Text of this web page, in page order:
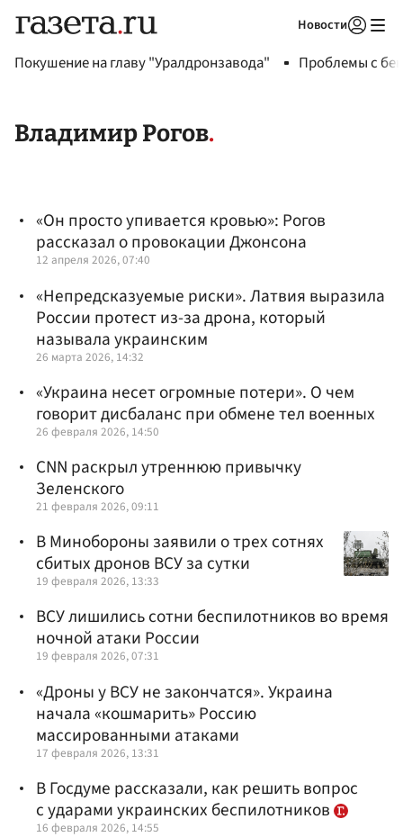
Новости
Покушение на главу "Уралдронзавода" Проблемы с
Владимир Рогов
«Он просто упивается кровью»: Рогов
рассказал о провокации Джонсона
12 апреля 2026, 07:40
«Непредсказуемые риски». Латвия выразила
России протест из-за дрона, который
называла украинским
26 марта 2026, 14:32
«Украина несет огромные потери». О чем
говорит дисбаланс при обмене тел военных
26 февраля 2026, 14:50
CNN раскрыл утреннюю привычку
Зеленского
21 февраля 2026, 09:11
В Минобороны заявили о трех сотнях
сбитых дронов ВСУ за сутки
19 февраля 2026, 13:33
ВСУ лишились сотни беспилотников во время
ночной атаки России
19 февраля 2026, 07:31
«Дроны у ВСУ не закончатся». Украина
начала «кошмарить» Россию
массированными атаками
17 февраля 2026, 13:31
В Госдуме рассказали, как решить вопрос
с ударами украинских беспилотников
16 февраля 2026, 14:55